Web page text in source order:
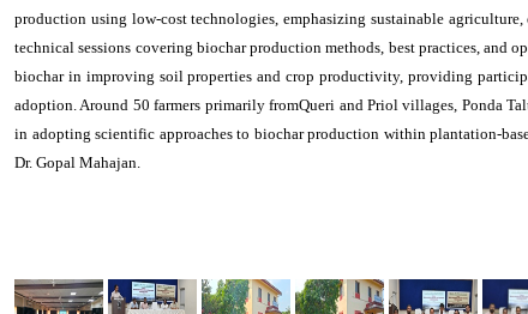
production using low-cost technologies, emphasizing sustainable
technical sessions covering biochar production methods, best practices, and
biochar in improving soil properties and crop productivity, providing
adoption. Around 50 farmers primarily fromQueri and Priol villages, Ponda
in adopting scientific approaches to biochar production within plantation-
Dr. Gopal Mahajan.